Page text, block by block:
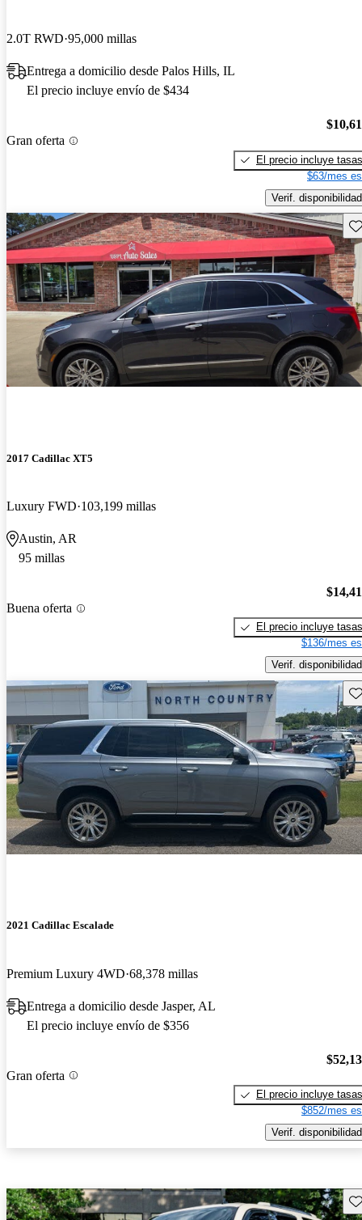
2.0T RWD 95,000 millas
Entrega a domicilio desde Palos Hills, IL
El precio incluye envío de $434
Gran oferta
El precio incluye tasas
$63/mes
Verif. disponibilidad
2017 Cadillac XT5
Luxury FWD 103,199 millas
Austin, AR
95 millas
Buena oferta
El precio incluye tasas
$136/mes
Verif. disponibilidad
2021 Cadillac Escalade
Premium Luxury 4WD 68,378 millas
Entrega a domicilio desde Jasper, AL
El precio incluye envío de $356
Gran oferta
El precio incluye tasas
$852/mes
Verif. disponibilidad